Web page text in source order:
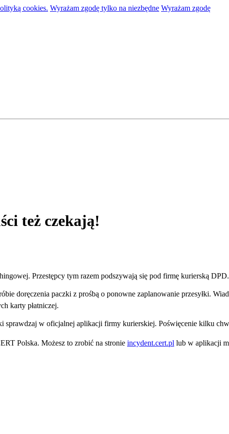
cookies. Wyrażam zgodę tylko na niezbędne Wyrażam zgodę
też czekają!
Przestępcy tym razem podszywają się pod firmę kurierską DPD.
doręczenia paczki z prośbą o ponowne zaplanowanie przesyłki.
karty płatniczej.
sprawdzaj w oficjalnej aplikacji firmy kurierskiej. Poświęcenie kilku
Polska. Możesz to zrobić na stronie incydent.cert.pl lub w aplikacji